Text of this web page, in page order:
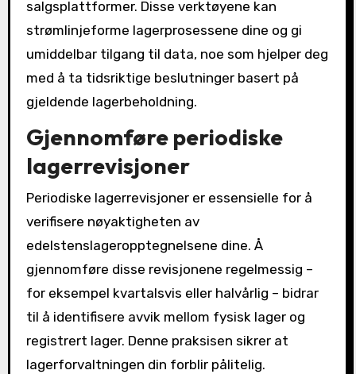
salgsplattformer. Disse verktøyene kan
strømlinjeforme lagerprosessene dine og gi
umiddelbar tilgang til data, noe som hjelper deg
med å ta tidsriktige beslutninger basert på
gjeldende lagerbeholdning.
Gjennomføre periodiske
lagerrevisjoner
Periodiske lagerrevisjoner er essensielle for å
verifisere nøyaktigheten av
edelstenslageropptegnelsene dine. Å
gjennomføre disse revisjonene regelmessig –
for eksempel kvartalsvis eller halvårlig – bidrar
til å identifisere avvik mellom fysisk lager og
registrert lager. Denne praksisen sikrer at
lagerforvaltningen din forblir pålitelig.